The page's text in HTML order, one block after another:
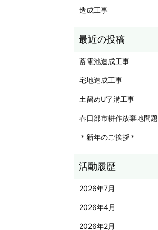
造成工事
蓄電池造成工事
宅地造成工事
土留めU字溝工事
春日部市耕作放棄地問題
＊新年のご挨拶＊
2026年7月
2026年4月
2026年2月